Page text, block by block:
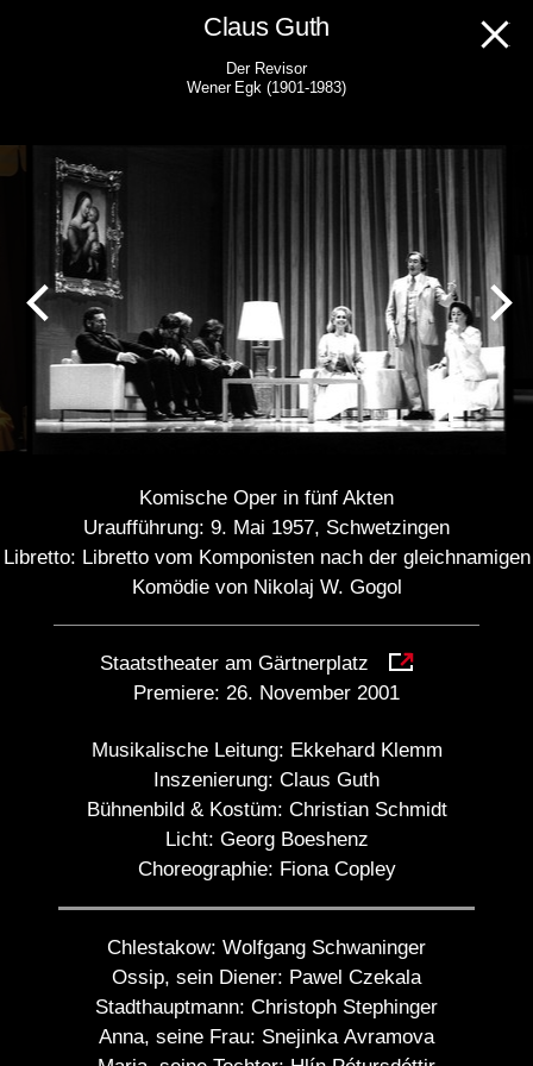
Claus Guth
Der Revisor
Wener Egk (1901-1983)
Komische Oper in fünf Akten
Uraufführung: 9. Mai 1957, Schwetzingen
Libretto: Libretto vom Komponisten nach der gleichnamigen
Komödie von Nikolaj W. Gogol
Staatstheater am Gärtnerplatz
Premiere: 26. November 2001
Musikalische Leitung: Ekkehard Klemm
Inszenierung: Claus Guth
Bühnenbild & Kostüm: Christian Schmidt
Licht: Georg Boeshenz
Choreographie: Fiona Copley
Chlestakow: Wolfgang Schwaninger
Ossip, sein Diener: Pawel Czekala
Stadthauptmann: Christoph Stephinger
Anna, seine Frau: Snejinka Avramova